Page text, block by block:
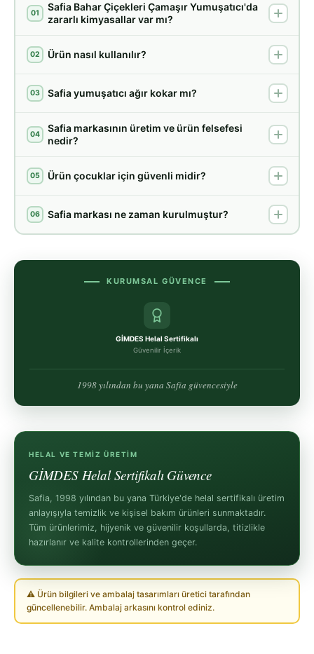
01
Safia Bahar Çiçekleri Çamaşır Yumuşatıcı'da
zararlı kimyasallar var mı?
02 Ürün nasıl kullanılır?
03 Safia yumuşatıcı ağır kokar mı?
04
Safia markasının üretim ve ürün felsefesi
nedir?
05 Ürün çocuklar için güvenli midir?
06 Safia markası ne zaman kurulmuştur?
KURUMSAL GÜVENCE
GİMDES Helal Sertifikalı
Güvenilir İçerik
1998 yılından bu yana Safia güvencesiyle
HELAL VE TEMIZ ÜRETIM
GİMDES Helal Sertifikalı Güvence
Safia, 1998 yılından bu yana Türkiye'de helal sertifikalı üretim
anlayışıyla temizlik ve kişisel bakım ürünleri sunmaktadır.
Tüm ürünlerimiz, hijyenik ve güvenilir koşullarda, titizlikle
hazırlanır ve kalite kontrollerinden geçer.
⚠ Ürün bilgileri ve ambalaj tasarımları üretici tarafından
güncellenebilir. Ambalaj arkasını kontrol ediniz.